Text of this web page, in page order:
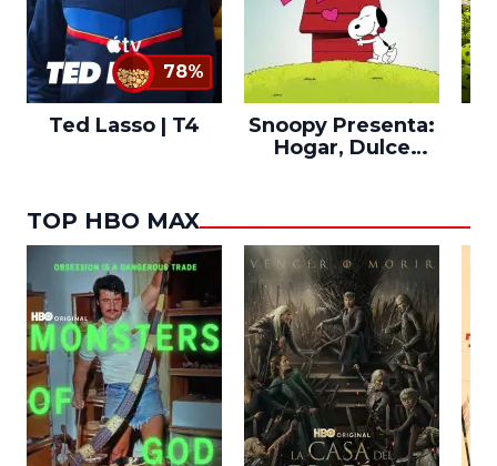
78%
Ted Lasso | T4
Snoopy Presenta:
Hogar, Dulce
TOP HBO MAX